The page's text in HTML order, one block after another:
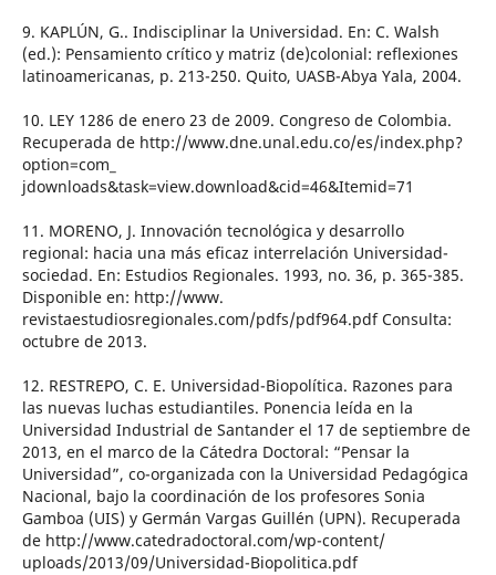
9. KAPLÚN, G.. Indisciplinar la Universidad. En: C. Walsh
(ed.): Pensamiento crítico y matriz (de)colonial: reflexiones
latinoamericanas, p. 213-250. Quito, UASB-Abya Yala, 2004.
10. LEY 1286 de enero 23 de 2009. Congreso de Colombia.
Recuperada de http://www.dne.unal.edu.co/es/index.php?
option=com_
jdownloads&task=view.download&cid=46&Itemid=71
11. MORENO, J. Innovación tecnológica y desarrollo
regional: hacia una más eficaz interrelación Universidad-
sociedad. En: Estudios Regionales. 1993, no. 36, p. 365-385.
Disponible en: http://www.
revistaestudiosregionales.com/pdfs/pdf964.pdf Consulta:
octubre de 2013.
12. RESTREPO, C. E. Universidad-Biopolítica. Razones para
las nuevas luchas estudiantiles. Ponencia leída en la
Universidad Industrial de Santander el 17 de septiembre de
2013, en el marco de la Cátedra Doctoral: “Pensar la
Universidad”, co-organizada con la Universidad Pedagógica
Nacional, bajo la coordinación de los profesores Sonia
Gamboa (UIS) y Germán Vargas Guillén (UPN). Recuperada
de http://www.catedradoctoral.com/wp-content/
uploads/2013/09/Universidad-Biopolitica.pdf